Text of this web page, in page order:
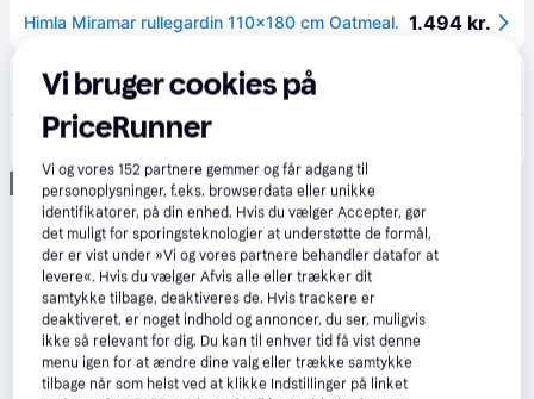
Himla Miramar rullegardin 110x180 cm Oatmeal. 1.494 kr.
Boozt
Fri fragt ,1-2 dage
Annonce
Vi bruger cookies på
PriceRunner
Vi og vores152 partnere gemmer og får adgang til
personoplysninger, f.eks. browserdata eller unikke
identifikatorer, på din enhed. Hvis du vælger Accepter, gør
det muligt for sporingsteknologier at understøtte de formål,
der er vist under »Vi og vores partnere behandler datafor at
levere«. Hvis du vælger Afvis alle eller trækker dit
samtykke tilbage, deaktiveres de. Hvis trackere er
deaktiveret, er noget indhold og annoncer, du ser, muligvis
ikke så relevant for dig. Du kan til enhver tid få vist denne
menu igen for at ændre dine valg eller trække samtykke
tilbage når som helst ved at klikke Indstillinger på linket